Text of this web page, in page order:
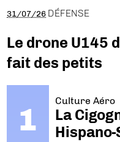
31/07/26 DÉFENSE
Le drone U145
fait des petits
Culture Aéro
La